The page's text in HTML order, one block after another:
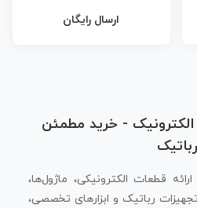
ارسال رایگان
الکترونیک - خرید مطمئن
قطعات الکترونیکی، ماژول‌ها،
رباتیک و ابزارهای تخصصی،